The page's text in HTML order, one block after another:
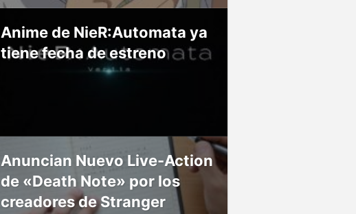
Anime de NieR:Automata ya
tiene fecha de estreno
Anuncian Nuevo Live-Action
de «Death Note» por los
creadores de Stranger